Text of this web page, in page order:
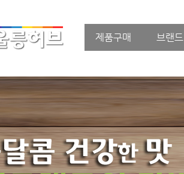
제품구매 브랜드